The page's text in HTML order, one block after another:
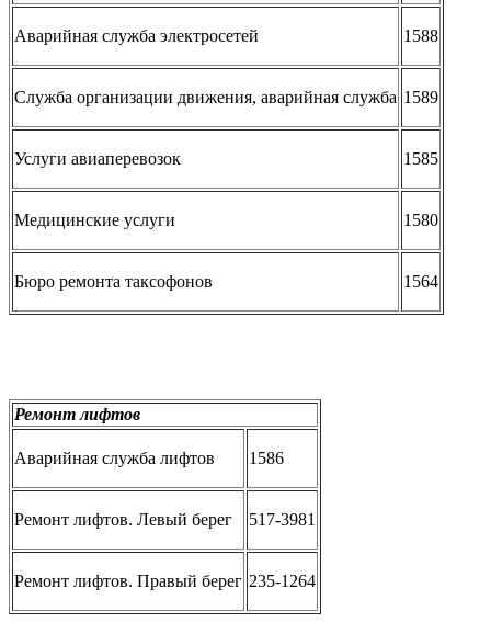
Аварийная служба электросетей 1588
Служба организации движения, аварийная служба 1589
Услуги авиаперевозок 1585
Медицинские услуги 1580
Бюро ремонта таксофонов 1564
Ремонт лифтов
Аварийная служба лифтов 1586
Ремонт лифтов. Левый берег 517-3981
Ремонт лифтов. Правый берег 235-1264